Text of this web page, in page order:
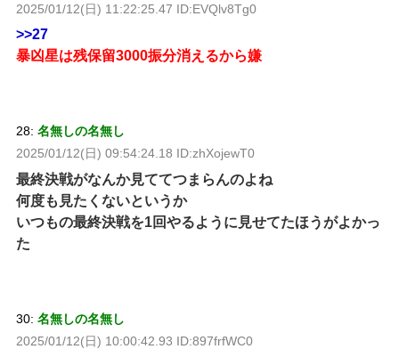
2025/01/12(日) 11:22:25.47 ID:EVQlv8Tg0
>>27
暴凶星は残保留3000振分消えるから嫌
28: 名無しの名無し
2025/01/12(日) 09:54:24.18 ID:zhXojewT0
最終決戦がなんか見ててつまらんのよね
何度も見たくないというか
いつもの最終決戦を1回やるように見せてたほうがよかっ
た
30: 名無しの名無し
2025/01/12(日) 10:00:42.93 ID:897frfWC0